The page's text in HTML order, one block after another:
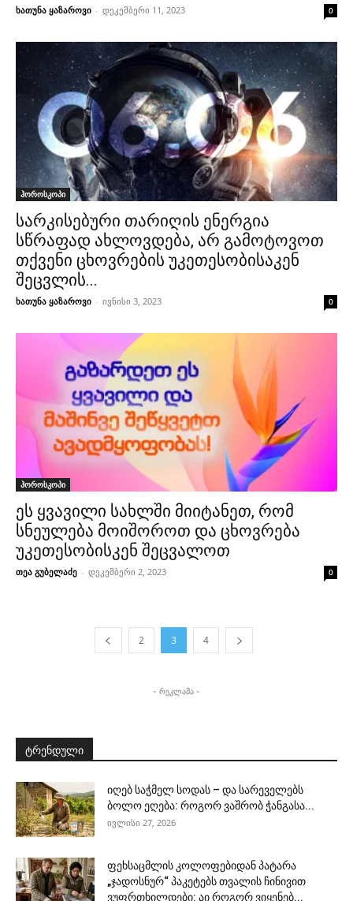
ხათუნა ყაზაროვი - დეკემბერი 11, 2023 0
ჰოროსკოპი
სარკისებური თარიღის ენერგია
სწრაფად ახლოვდება, არ გამოტოვოთ
თქვენი ცხოვრების უკეთესობისაკენ
შეცვლის...
ხათუნა ყაზაროვი - ივნისი 3, 2023 0
ჰოროსკოპი
ეს ყვავილი სახლში მიიტანეთ, რომ
სნეულება მოიშოროთ და ცხოვრება
უკეთესობისკენ შეცვალოთ
თეა გუბელაძე - დეკემბერი 2, 2023 0
2 3 4
- რეკლამა -
ტრენდული
იღებ საჭმელ სოდას – და სარეველებს
ბოლო ეღება: როგორ ვაშრობ ჭანგასა...
ივლისი 27, 2026
ფეხსაცმლის კოლოფებიდან პატარა
„ჯადოსნურ“ პაკეტებს თვალის ჩინივით
ვუფრთხილდები: აი როგორ ვიყენებ...